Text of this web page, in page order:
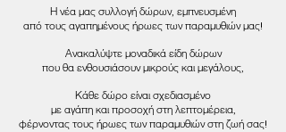
Η νέα μας συλλογή δώρων, εμπνευσμένη
από τους αγαπημένους ήρωες των παραμυθιών μας!
Ανακαλύψτε μοναδικά είδη δώρων
που θα ενθουσιάσουν μικρούς και μεγάλους,
Κάθε δώρο είναι σχεδιασμένο
με αγάπη και προσοχή στη λεπτομέρεια,
φέρνοντας τους ήρωες των παραμυθιών στη ζωή σας!